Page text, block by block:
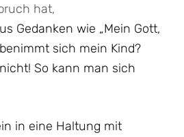
hat,
Gedanken wie „Mein Gott,
sich mein Kind?
So kann man sich
in eine Haltung mit